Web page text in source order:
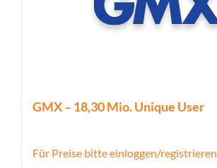
GMX – 18,30 Mio. Unique User
Für Preise bitte einloggen/registrieren